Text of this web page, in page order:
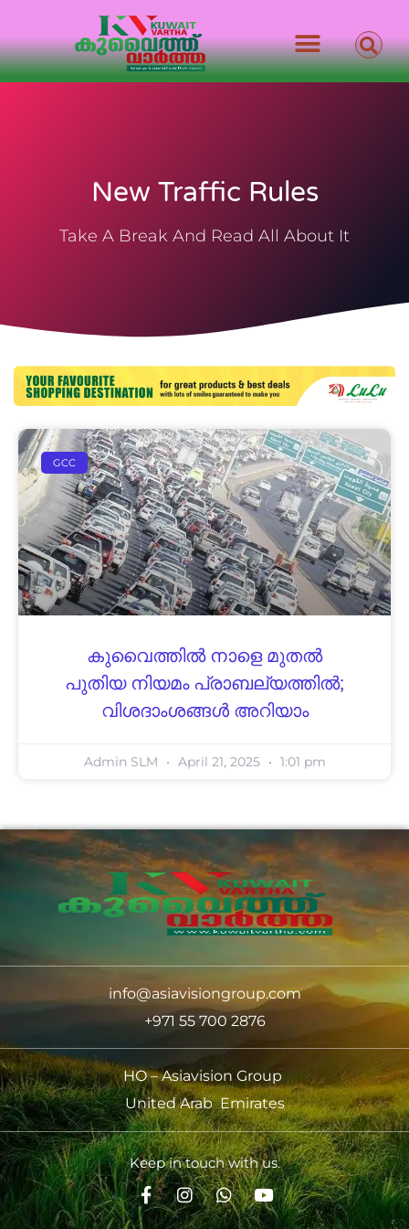
New Traffic Rules
Take A Break And Read All About It
GCC
കുവൈത്തിൽ നാളെ മുതൽ
പുതിയ നിയമം പ്രാബല്യത്തിൽ;
വിശദാംശങ്ങൾ അറിയാം
Admin SLM April 21, 2025 1:01 pm
info@asiavisiongroup.com
+971 55 700 2876
HO – Asiavision Group
United Arab Emirates
Keep in touch with us.